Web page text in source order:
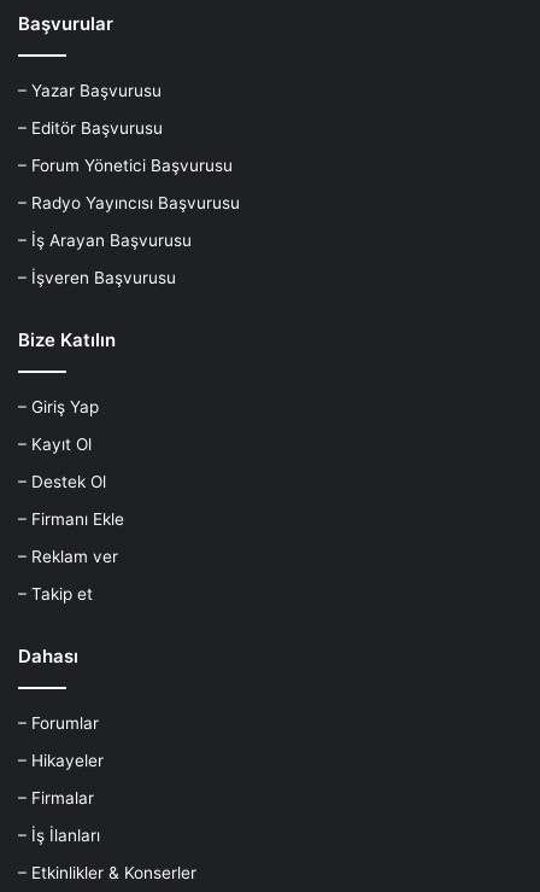
Başvurular
– Yazar Başvurusu
– Editör Başvurusu
– Forum Yönetici Başvurusu
– Radyo Yayıncısı Başvurusu
– İş Arayan Başvurusu
– İşveren Başvurusu
Bize Katılın
– Giriş Yap
– Kayıt Ol
– Destek Ol
– Firmanı Ekle
– Reklam ver
– Takip et
Dahası
– Forumlar
– Hikayeler
– Firmalar
– İş İlanları
– Etkinlikler & Konserler